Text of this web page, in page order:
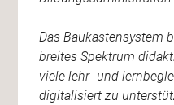
Das Baukastensystem
breites Spektrum
viele lehr- und
digitalisiert zu